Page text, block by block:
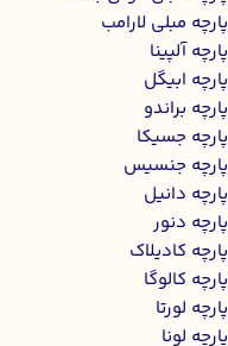
پارچه مبلی لارامب
پارچه آلپینا
پارچه ابیگل
پارچه براندو
پارچه جسیکا
پارچه جنسیس
پارچه دانیل
پارچه دنور
پارچه کادیلاک
پارچه کالوگا
پارچه لورتا
پارچه لونا